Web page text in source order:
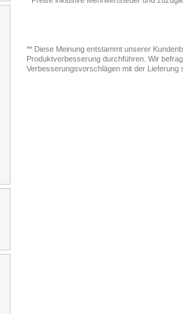
** Diese Meinung entstammt unserer
Produktverbesserung durchführen. Wir
Verbesserungsvorschlägen mit der Lieferung